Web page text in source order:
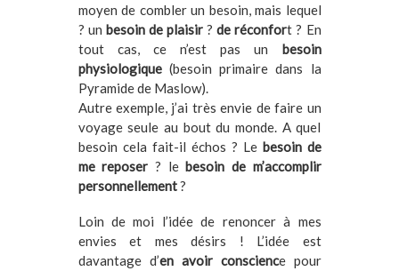
moyen de combler un besoin, mais lequel
? un besoin de plaisir?de réconfort ? En
tout cas, ce n’est pas un besoin
physiologique(besoin primaire dans la
Pyramide de Maslow).
Autre exemple, j’ai très envie de faire un
voyage seule au bout du monde. A quel
besoin cela fait-il échos ? Le besoin de
me reposer ? lebesoin de m’accomplir
personnellement?
Loin de moi l’idée de renoncer à mes
envies et mes désirs ! L’idée est
davantage d’en avoir conscience pour